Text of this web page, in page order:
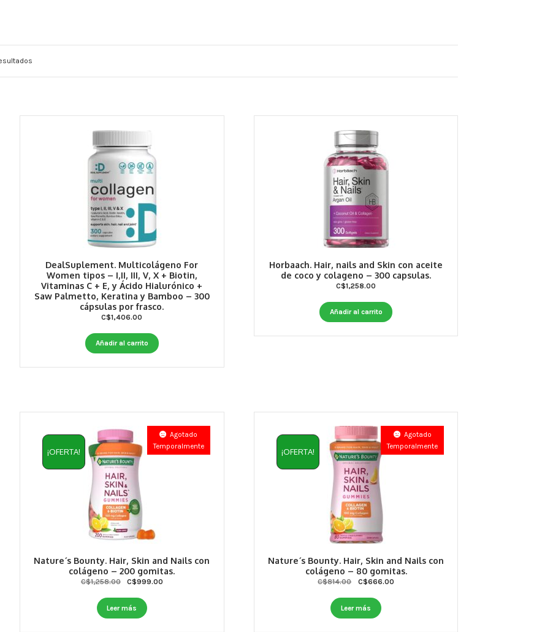
DealSuplement. Multicolágeno For
Women tipos – I,II, III, V, X + Biotin,
Vitaminas C + E, y Ácido Hialurónico +
Saw Palmetto, Keratina y Bamboo – 300
cápsulas por frasco.
C$1,406.00
Añadir al carrito
Horbaach. Hair, nails and Skin con aceite
de coco y colageno – 300 capsulas.
C$1,258.00
Añadir al carrito
Nature´s Bounty. Hair, Skin and Nails con
colágeno – 200 gomitas.
¡OFERTA!
Agotado
Temporalmente
C$1,258.00
Original
was:
C$1,258.00.
C$999.00
Leer más
Nature´s Bounty. Hair, Skin and Nails con
colágeno – 80 gomitas.
¡OFERTA!
Agotado
Temporalmente
C$814.00
Original
was:
C$814.00.
C$666.00Current
Leer más